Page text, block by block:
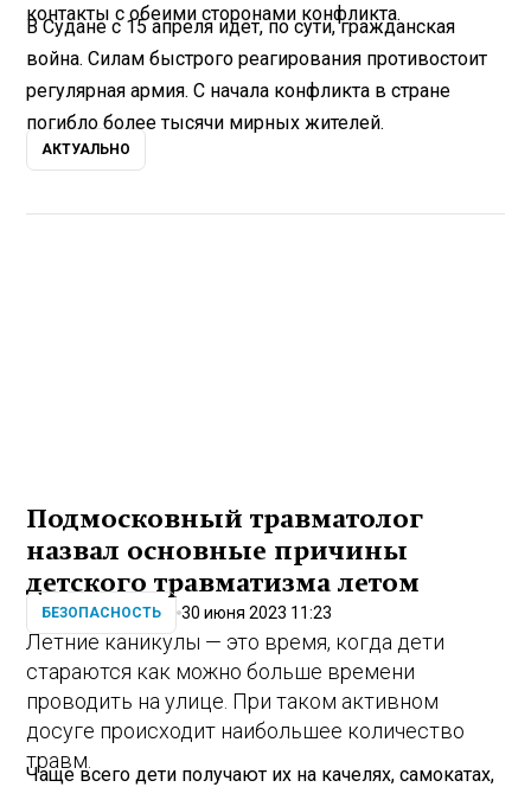
контакты с обеими сторонами конфликта.
В Судане с 15 апреля идет, по сути, гражданская
война. Силам быстрого реагирования противостоит
регулярная армия. С начала конфликта в стране
погибло более тысячи мирных жителей.
АКТУАЛЬНО
Подмосковный травматолог
назвал основные причины
детского травматизма летом
БЕЗОПАСНОСТЬ 30 июня 2023 11:23
Летние каникулы — это время, когда дети
стараются как можно больше времени
проводить на улице. При таком активном
досуге происходит наибольшее количество
травм.
Чаще всего дети получают их на качелях, самокатах,